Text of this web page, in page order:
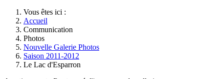
Vous êtes ici :
Accueil
Communication
Photos
Nouvelle Galerie Photos
Saison 2011-2012
Le Lac d'Esparron